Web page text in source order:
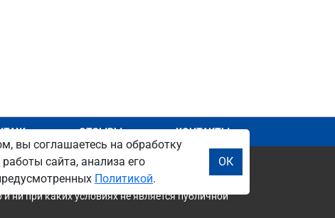
ОТЗЫВЫ КОНТАКТЫ
ни при каких условиях не является публичной
вы соглашаетесь на обработку
сайта, анализа его
Политикой.
ОК